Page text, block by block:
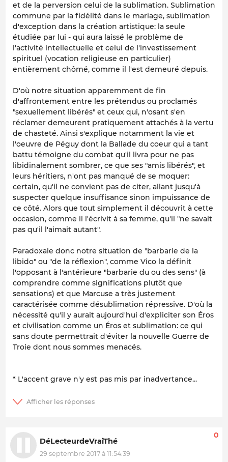
et de la perversion celui de la sublimation. Sublimation
commune par la fidélité dans le mariage, sublimation
d'exception dans la création artistique: la seule
étudiée par lui - qui aura laissé le problème de
l'activité intellectuelle et celui de l'investissement
spirituel (vocation religieuse en particulier)
entièrement chômé, comme il l'est demeuré depuis.
D'où notre situation apparemment de fin
d'affrontement entre les prétendus ou proclamés
"sexuellement libérés" et ceux qui, n'osant s'en
réclamer demeurent pratiquement attachés à la vertu
de chasteté. Ainsi s'explique notamment la vie et
l'oeuvre de Péguy dont la Ballade du coeur qui a tant
battu témoigne du combat qu'il livra pour ne pas
libidinalement sombrer, ce que ses "amis libérés", et
leurs héritiers, n'ont pas manqué de se moquer:
certain, qu'il ne convient pas de citer, allant jusqu'à
suspecter quelque insuffisance sinon impuissance de
ce côté. Alors que tout simplement il découvrit à cette
occasion, comme il l'écrivit à sa femme, qu'il "ne savait
pas qu'il l'aimait autant".
Paradoxale donc notre situation de "barbarie de la
libido" ou "de la réflexion", comme Vico la définit
l'opposant à l'antérieure "barbarie du ou des sens" (à
comprendre comme significations plutôt que
sensations) et que Marcuse a très justement
caractérisée comme désublimation répressive. D'où la
nécessité qu'il y aurait aujourd'hui d'expliciter son Éros
et civilisation comme un Éros et sublimation: ce qui
sans doute permettrait d'éviter la nouvelle Guerre de
Troie dont nous sommes menacés.
* L'accent grave n'y est pas mis par inadvertance...
DéLecteurdeVraiThé
29 septembre 2017 à 11:54:39
0